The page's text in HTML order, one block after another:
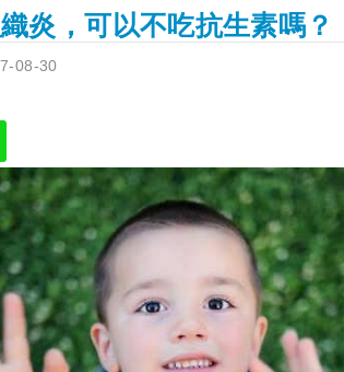
炎，可以不吃抗生素嗎？
08-30